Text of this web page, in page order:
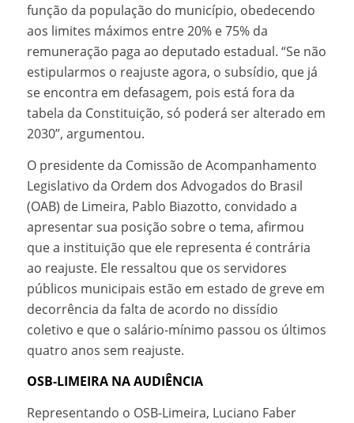
função da população do município, obedecendo
aos limites máximos entre 20% e 75% da
remuneração paga ao deputado estadual. “Se não
estipularmos o reajuste agora, o subsídio, que já
se encontra em defasagem, pois está fora da
tabela da Constituição, só poderá ser alterado em
2030”, argumentou.
O presidente da Comissão de Acompanhamento
Legislativo da Ordem dos Advogados do Brasil
(OAB) de Limeira, Pablo Biazotto, convidado a
apresentar sua posição sobre o tema, afirmou
que a instituição que ele representa é contrária
ao reajuste. Ele ressaltou que os servidores
públicos municipais estão em estado de greve em
decorrência da falta de acordo no dissídio
coletivo e que o salário-mínimo passou os últimos
quatro anos sem reajuste.
OSB-LIMEIRA NA AUDIÊNCIA
Representando o OSB-Limeira, Luciano Faber